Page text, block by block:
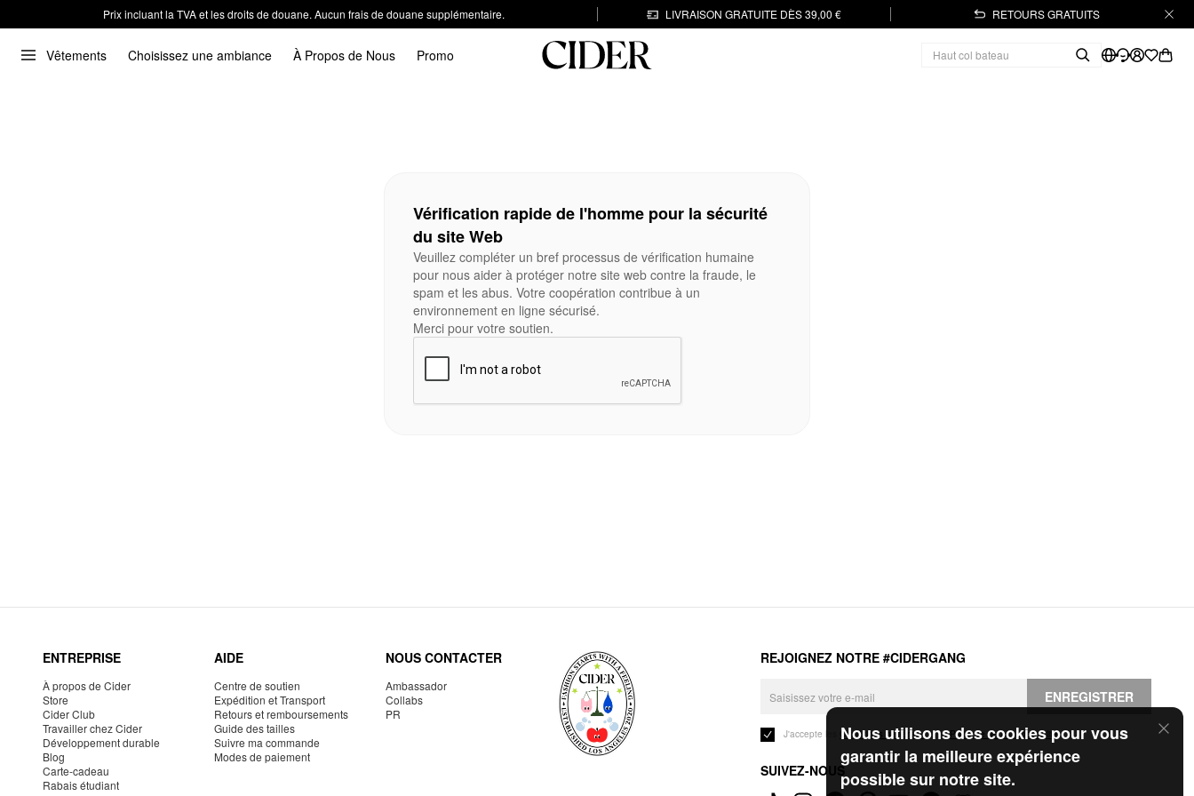
Prix incluant la TVA et les droits de douane. Aucun frais de douane supplémentaire. LIVRAISON GRATUITE DÈS 39,00 € RETOURS GRATUITS
Vêtements Choisissez une ambiance À Propos de Nous Promo
Nous utilisons des cookies pour vous
garantir la meilleure expérience
possible sur notre site.
Vérification rapide de l'homme pour la sécurité
du site Web
Veuillez compléter un bref processus de vérification humaine
pour nous aider à protéger notre site web contre la fraude, le
spam et les abus. Votre coopération contribue à un
environnement en ligne sécurisé.
Merci pour votre soutien.
ENTREPRISE
À propos de Cider
Store
Cider Club
Travailler chez Cider
Développement durable
Blog
Carte-cadeau
Rabais étudiant
AIDE
Centre de soutien
Expédition et Transport
Retours et remboursements
Guide des tailles
Suivre ma commande
Modes de paiement
NOUS CONTACTER
Ambassador
Collabs
PR
REJOIGNEZ NOTRE #CIDERGANG
ENREGISTRER
J'accepte les Conditions généraleset laPolitique de confidentialité.
SUIVEZ-NOUS